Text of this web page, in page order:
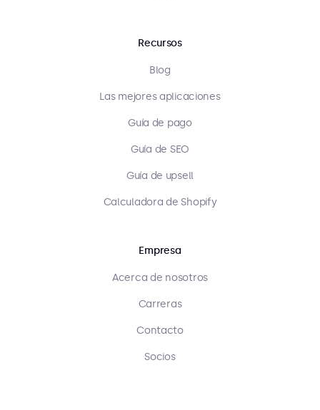
Recursos
Blog
Las mejores aplicaciones
Guía de pago
Guía de SEO
Guía de upsell
Calculadora de Shopify
Empresa
Acerca de nosotros
Carreras
Contacto
Socios